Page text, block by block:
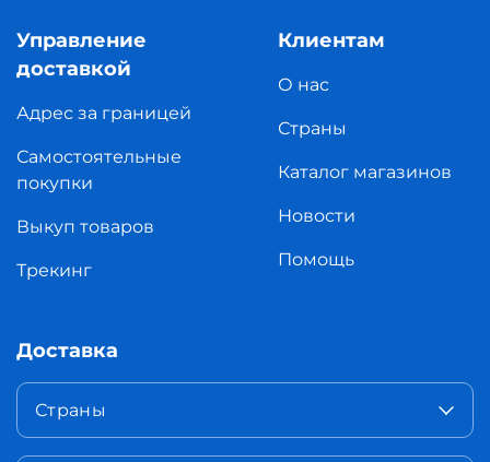
Управление
доставкой
Адрес за границей
Самостоятельные
покупки
Выкуп товаров
Трекинг
Клиентам
О нас
Страны
Каталог магазинов
Новости
Помощь
Доставка
Страны